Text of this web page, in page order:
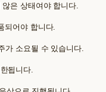
은 상태여야 합니다.
되어야 합니다.
가 소요될 수 있습니다.
됩니다.